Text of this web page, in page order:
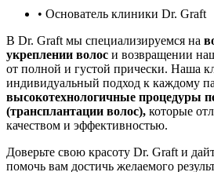
• Основатель клиники Dr. Graft
В Dr. Graft мы специализируемся на
укреплении волос и возвращении
от полной и густой прически. Наша
индивидуальный подход к каждому
высокотехнологичные процедуры
(трансплантации волос), которые
качеством и эффективностью.
Доверьте свою красоту Dr. Graft и
помочь вам достичь желаемого